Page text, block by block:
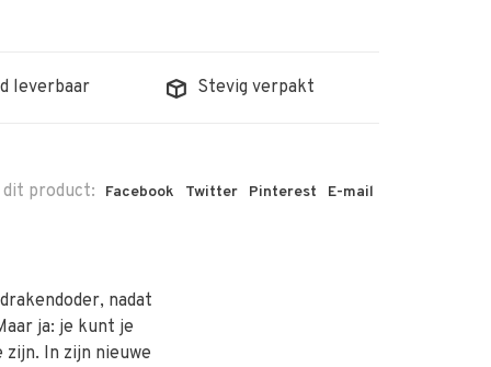
leverbaar Stevig verpakt
dit product: Facebook Twitter Pinterest E-mail
nadat
ja: je kunt je
In zijn nieuwe